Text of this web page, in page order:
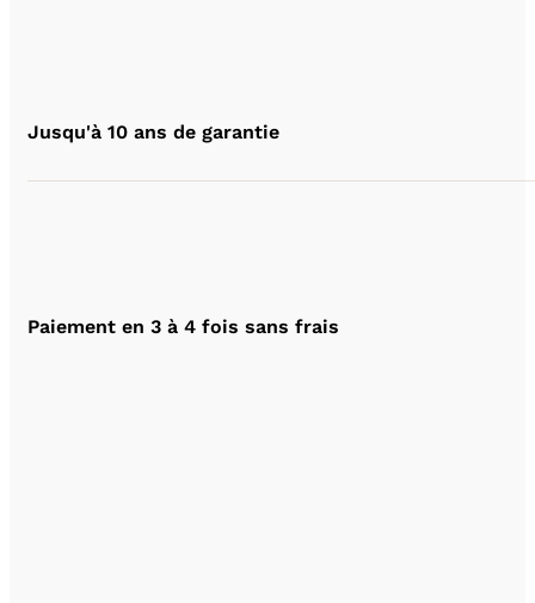
Jusqu'à 10 ans de garantie
Paiement en 3 à 4 fois sans frais